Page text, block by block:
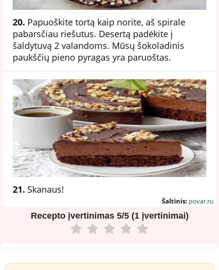
20. Papuoškite tortą kaip norite, aš spirale
pabarsčiau riešutus. Desertą padėkite į
šaldytuvą 2 valandoms. Mūsų šokoladinis
paukščių pieno pyragas yra paruoštas.
21. Skanaus!
Šaltinis: povar.ru
Recepto įvertinimas 5/5 (1 įvertinimai)